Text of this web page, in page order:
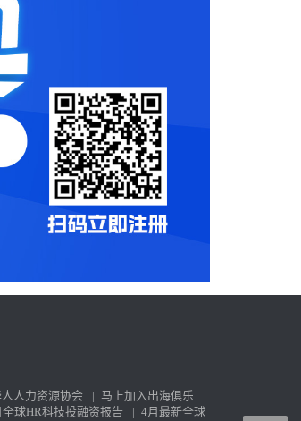
人力资源协会 | 马上加入出海俱乐
全球HR科技投融资报告 | 4月最新全球